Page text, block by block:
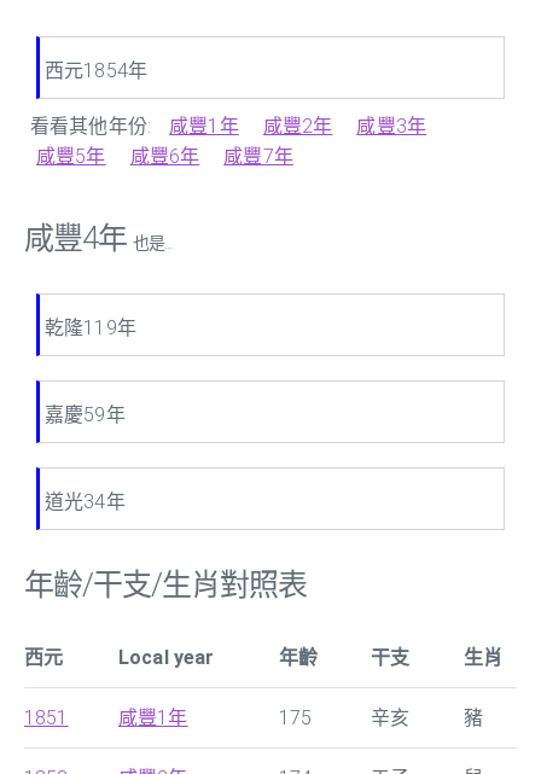
西元1854年
看看其他年份: 咸豐1年 咸豐2年
咸豐3年
咸豐5年
咸豐6年 咸豐7年
咸豐4年 也是...
乾隆119年
嘉慶59年
道光34年
年齡/干支/生肖對照表
西元 Local year 年齡 干支 生肖
1851 咸豐1年 175 辛亥 豬